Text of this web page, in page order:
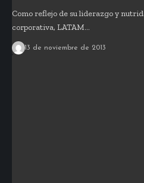
Como reflejo de su liderazgo y
corporativa, LATAM…
13 de noviembre de 2013